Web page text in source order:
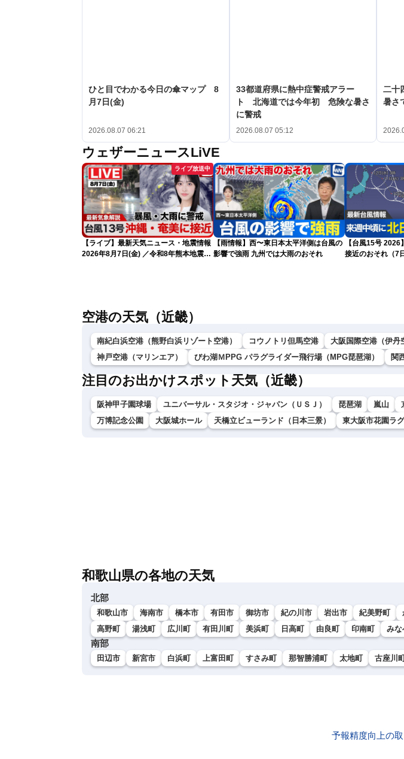
ひと目でわかる今日の傘マップ 8
月7日(金)
2026.08.07 06:21
33都道府県に熱中症警戒アラー
ト 北海道では今年初 危険な暑さ
に警戒
2026.08.07 05:12
二十
暑さ
ウェザーニュースLiVE
ライブ放送中
【ライブ】最新天気ニュース・地震情報
2026年8月7日(金) ／令和8年熊本地震情
【雨情報】西〜東日本太平洋側は台風の
影響で強雨 九州では大雨のおそれ
【台風15号
接近のおそれ（7
空港の天気（近畿）
南紀白浜空港（熊野白浜リゾート空港） コウノトリ但馬空港
大阪国際空港（伊丹
神戸空港（マリンエア）
びわ湖ＭPPG パラグライダー飛行場（MPG琵琶湖） 関
注目のお出かけスポット天気（近畿）
阪神甲子園球場 ユニバーサル・スタジオ・ジャパン（ＵＳＪ） 琵琶湖 嵐山
万博記念公園
大阪城ホール 天橋立ビューランド（日本三景） 東大阪市花園ラ
和歌山県の各地の天気
北部
和歌山市 海南市 橋本市 有田市 御坊市 紀の川市 岩出市 紀美野町
高野町
湯浅町 広川町 有田川町 美浜町 日高町 由良町 印南町 みな
南部
田辺市 新宮市 白浜町 上富田町 すさみ町 那智勝浦町 太地町 古座川
予報精度向上の